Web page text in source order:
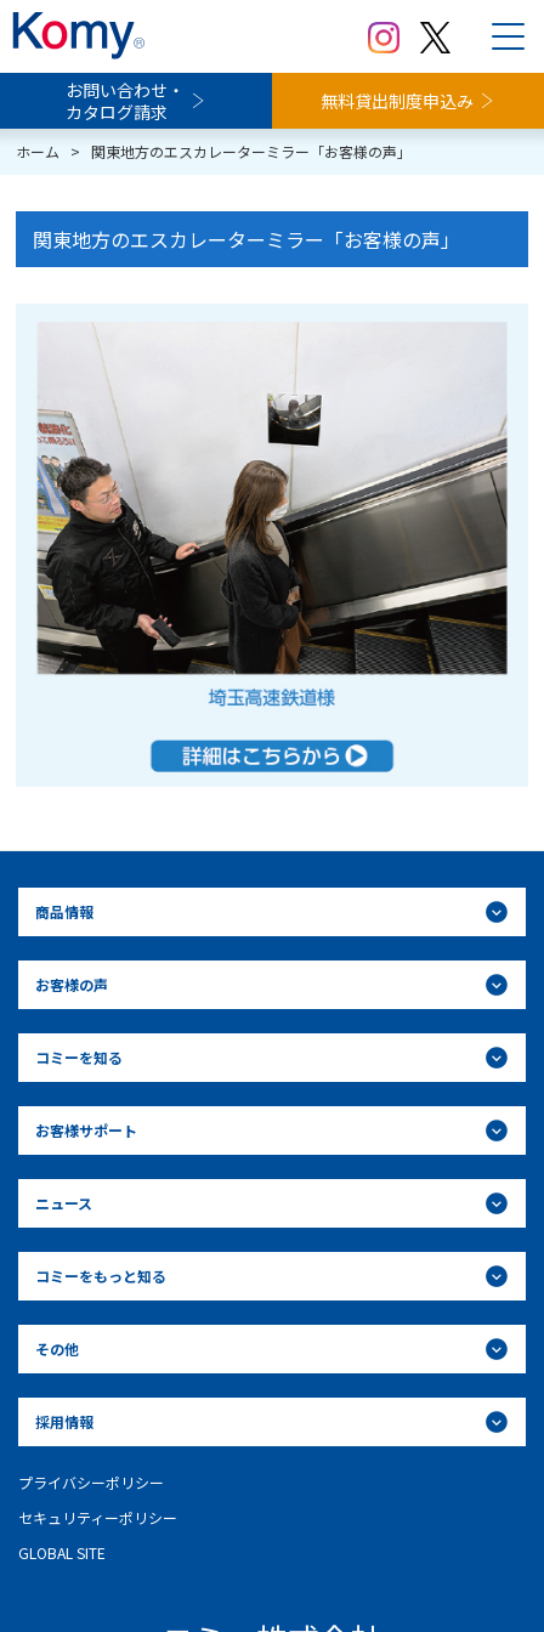
お問い合わせ・
カタログ請求
無料貸出制度申込み
ホーム > 関東地方のエスカレーターミラー「お客様の声」
関東地方のエスカレーターミラー「お客様の声」
商品情報
お客様の声
コミーを知る
お客様サポート
ニュース
コミーをもっと知る
その他
採用情報
プライバシーポリシー
セキュリティーポリシー
GLOBAL SITE